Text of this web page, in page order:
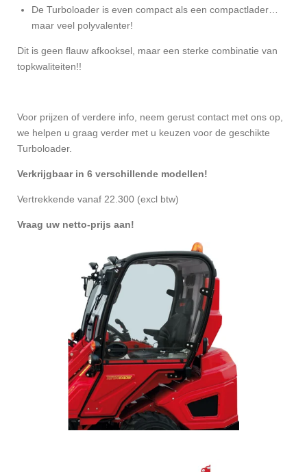
De Turboloader is even compact als een compactlader…
maar veel polyvalenter!
Dit is geen flauw afkooksel, maar een sterke combinatie van
topkwaliteiten!!
Voor prijzen of verdere info, neem gerust contact met ons op,
we helpen u graag verder met u keuzen voor de geschikte
Turboloader.
Verkrijgbaar in 6 verschillende modellen!
Vertrekkende vanaf 22.300 (excl btw)
Vraag uw netto-prijs aan!